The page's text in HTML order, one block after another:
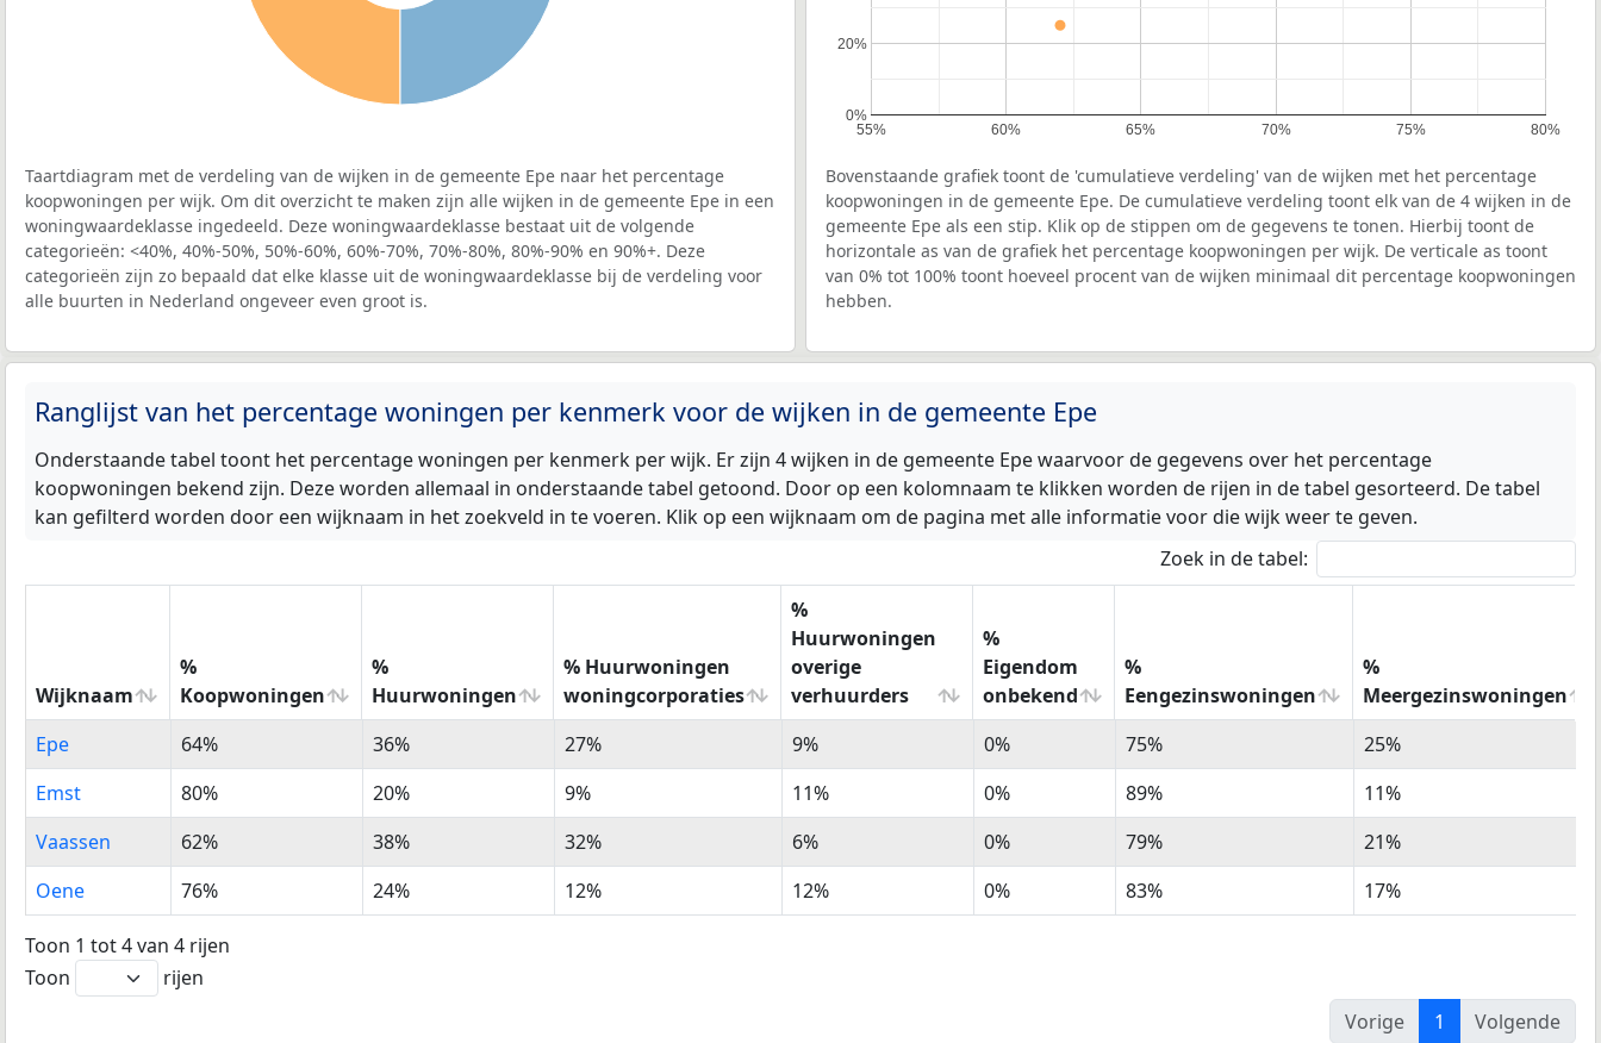
Taartdiagram met de verdeling van de wijken in de gemeente Epe naar het percentage
koopwoningen per wijk. Om dit overzicht te maken zijn alle wijken in de gemeente Epe in een
woningwaardeklasse ingedeeld. Deze woningwaardeklasse bestaat uit de volgende
categorieën: <40%, 40%-50%, 50%-60%, 60%-70%, 70%-80%, 80%-90% en 90%+. Deze
categorieën zijn zo bepaald dat elke klasse uit de woningwaardeklasse bij de verdeling voor
alle buurten in Nederland ongeveer even groot is.
55% 60% 65% 70% 75% 80%
0%
20%
Bovenstaande grafiek toont de 'cumulatieve verdeling' van de wijken met het percentage
koopwoningen in de gemeente Epe. De cumulatieve verdeling toont elk van de 4 wijken in de
gemeente Epe als een stip. Klik op de stippen om de gegevens te tonen. Hierbij toont de
horizontale as van de grafiek het percentage koopwoningen per wijk. De verticale as toont
van 0% tot 100% toont hoeveel procent van de wijken minimaal dit percentage koopwoningen
hebben.
Ranglijst van het percentage woningen per kenmerk voor de wijken in de gemeente Epe
Onderstaande tabel toont het percentage woningen per kenmerk per wijk. Er zijn 4 wijken in de gemeente Epe waarvoor de gegevens over het percentage
koopwoningen bekend zijn. Deze worden allemaal in onderstaande tabel getoond. Door op een kolomnaam te klikken worden de rijen in de tabel gesorteerd. De tabel
kan gefilterd worden door een wijknaam in het zoekveld in te voeren. Klik op een wijknaam om de pagina met alle informatie voor die wijk weer te geven.
Zoek in de tabel:
Wijknaam
%
Koopwoningen
%
Huurwoningen
% Huurwoningen
woningcorporaties
%
Huurwoningen
overige
verhuurders
%
Eigendom
onbekend
%
Eengezinswoningen
%
Meergezinswoningen
Wijknaam
%
Koopwoningen
%
Huurwoningen
% Huurwoningen
woningcorporaties
%
Huurwoningen
overige
verhuurders
%
Eigendom
onbekend
%
Eengezinswoningen
%
Meergezinswoningen
Epe 64% 36% 27% 9% 0% 75%
25%
Emst
80% 20% 9% 11% 0% 89%
11%
Vaassen
62% 38% 32% 6% 0% 79%
21%
Oene
76% 24% 12% 12% 0% 83% 17%
Toon 1 tot 4 van 4 rijen
Toon
rijen
Vorige
1 Volgende